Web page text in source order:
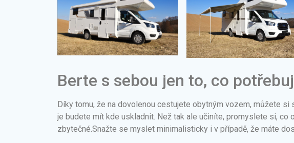
Berte s sebou jen to, co
Díky tomu, že na dovolenou cestujete obytným vozem, můžete
je budete mít kde uskladnit. Než tak ale učiníte, promyslete si, co
zbytečné.Snažte se myslet minimalisticky i v případě, že máte